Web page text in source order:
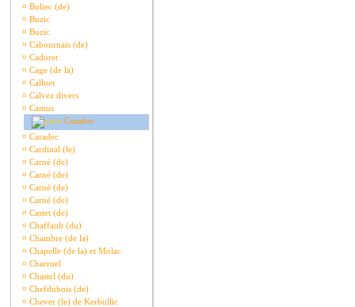
¤ Buliec (de)
¤ Buzic
¤ Buzic
¤ Cabournais (de)
¤ Cadoret
¤ Cage (de la)
¤ Calloet
¤ Calvez divers
¤ Camus
Canaber
¤ Caradec
¤ Cardinal (le)
¤ Carné (de)
¤ Carné (de)
¤ Carné (de)
¤ Carné (de)
¤ Castet (de)
¤ Chaffault (du)
¤ Chambre (de la)
¤ Chapelle (de la) et Molac
¤ Charruel
¤ Chastel (du)
¤ Chefdubois (de)
¤ Chever (le) de Kerbullic